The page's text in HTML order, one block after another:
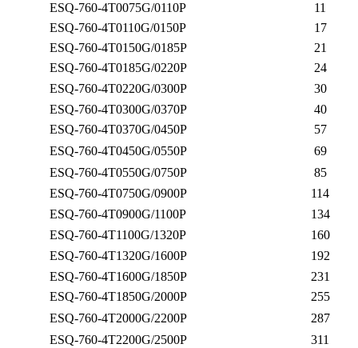
ESQ-760-4T0075G/0110P
11
ESQ-760-4T0110G/0150P
17
ESQ-760-4T0150G/0185P
21
ESQ-760-4T0185G/0220P
24
ESQ-760-4T0220G/0300P
30
ESQ-760-4T0300G/0370P
40
ESQ-760-4T0370G/0450P
57
ESQ-760-4T0450G/0550P
69
ESQ-760-4T0550G/0750P
85
ESQ-760-4T0750G/0900P
114
ESQ-760-4Т0900G/1100P
134
ESQ-760-4T1100G/1320P
160
ESQ-760-4T1320G/1600P
192
ESQ-760-4T1600G/1850P
231
ESQ-760-4T1850G/2000P
255
ESQ-760-4T2000G/2200P
287
ESQ-760-4T2200G/2500P
311